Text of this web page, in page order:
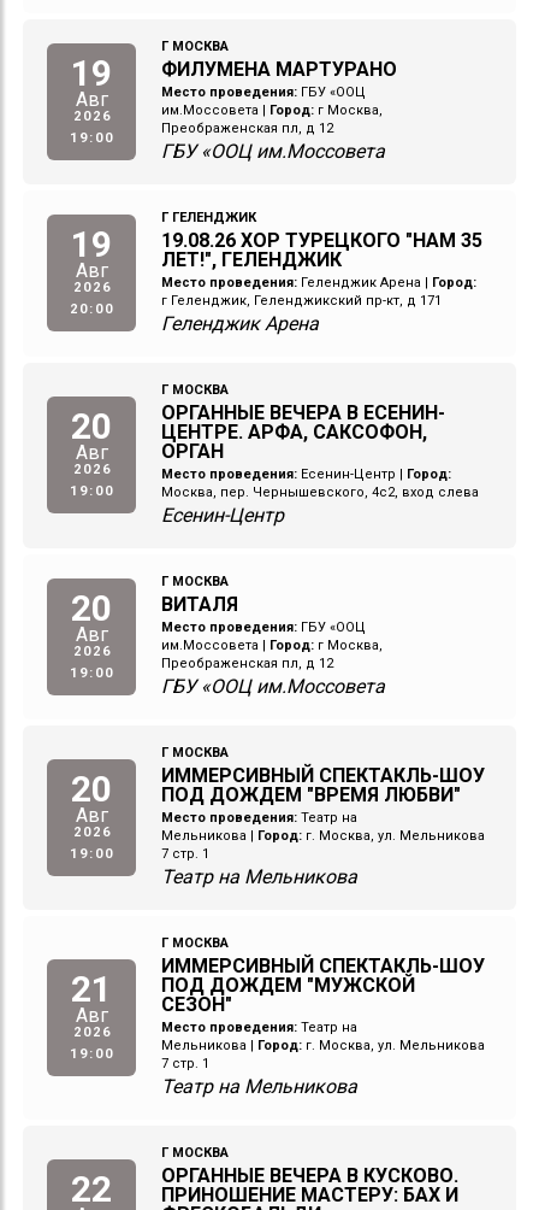
19
Авг
2026
19:00
Г МОСКВА
ФИЛУМЕНА МАРТУРАНО
Место проведения: ГБУ «ООЦ
им.Моссовета | Город: г Москва,
Преображенская пл, д 12
ГБУ «ООЦ им.Моссовета
19
Авг
2026
20:00
Г ГЕЛЕНДЖИК
19.08.26 ХОР ТУРЕЦКОГО "НАМ 35
ЛЕТ!", ГЕЛЕНДЖИК
Место проведения: Геленджик Арена | Город:
г Геленджик, Геленджикский пр-кт, д 171
Геленджик Арена
20
Авг
2026
19:00
Г МОСКВА
ОРГАННЫЕ ВЕЧЕРА В ЕСЕНИН-
ЦЕНТРЕ. АРФА, САКСОФОН,
ОРГАН
Место проведения: Есенин-Центр | Город:
Москва, пер. Чернышевского, 4с2, вход слева
Есенин-Центр
20
Авг
2026
19:00
Г МОСКВА
ВИТАЛЯ
Место проведения: ГБУ «ООЦ
им.Моссовета | Город: г Москва,
Преображенская пл, д 12
ГБУ «ООЦ им.Моссовета
20
Авг
2026
19:00
Г МОСКВА
ИММЕРСИВНЫЙ СПЕКТАКЛЬ-ШОУ
ПОД ДОЖДЕМ "ВРЕМЯ ЛЮБВИ"
Место проведения: Театр на
Мельникова | Город: г. Москва, ул. Мельникова
7 стр. 1
Театр на Мельникова
21
Авг
2026
19:00
Г МОСКВА
ИММЕРСИВНЫЙ СПЕКТАКЛЬ-ШОУ
ПОД ДОЖДЕМ "МУЖСКОЙ
СЕЗОН"
Место проведения: Театр на
Мельникова | Город: г. Москва, ул. Мельникова
7 стр. 1
Театр на Мельникова
22
Г МОСКВА
ОРГАННЫЕ ВЕЧЕРА В КУСКОВО.
ПРИНОШЕНИЕ МАСТЕРУ: БАХ И